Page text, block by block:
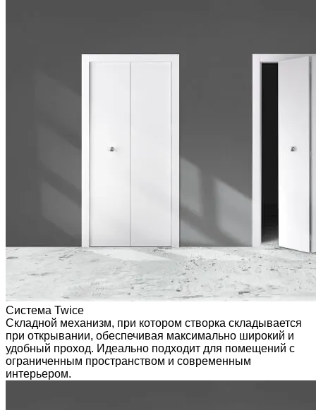
Система Twice
Складной механизм, при котором створка складывается
при открывании, обеспечивая максимально широкий и
удобный проход. Идеально подходит для помещений с
ограниченным пространством и современным
интерьером.